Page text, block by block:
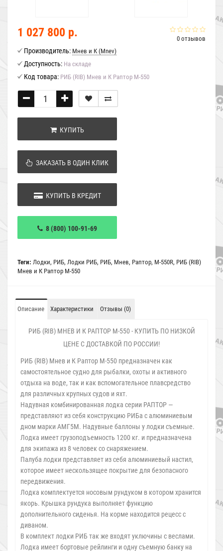
0 отзывов
1 027 800 р.
Производитель: Мнев и К (Mnev)
Доступность: На складе
Код товара: РИБ (RIB) Мнев и К Раптор М-550
КУПИТЬ
ЗАКАЗАТЬ В ОДИН КЛИК
КУПИТЬ В КРЕДИТ
8 (800) 100-91-69
Теги: Лодки, РИБ, Лодки РИБ, РИБ, Мнев, Раптор, М-550R, РИБ (RIB)
Мнев и К Раптор М-550
Описание Характеристики Отзывы (0)
РИБ (RIB) МНЕВ И К РАПТОР М-550 - КУПИТЬ ПО НИЗКОЙ
ЦЕНЕ С ДОСТАВКОЙ ПО РОССИИ!
РИБ (RIB) Мнев и К Раптор М-550 предназначен как
самостоятельное судно для рыбалки, охоты и активного
отдыха на воде, так и как вспомогательное плавсредство
для различных крупных судов и яхт.
Надувная комбинированная лодка серии РАПТОР —
представляют из себя конструкцию РИБа с алюминиевым
дном марки АМГ5М. Надувные баллоны у лодки съемные.
Лодка имеет грузоподъемность 1200 кг. и предназначена
для экипажа из 8 человек со снаряжением.
Палуба лодки представляет из себя алюминиевый настил,
которое имеет нескользящее покрытие для безопасного
передвижения.
Лодка комплектуется носовым рундуком в котором хранится
якорь. Крышка рундука выполняет функцию
дополнительного сиденья. На корме находится рецесс с
диваном.
В комплект лодки РИБ так же входят уключины с веслами.
Лодка имеет бортовые рейлинги и одну съемную банку на